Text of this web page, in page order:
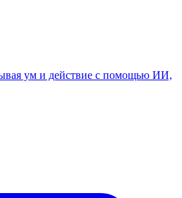
ум и действие с помощью ИИ,